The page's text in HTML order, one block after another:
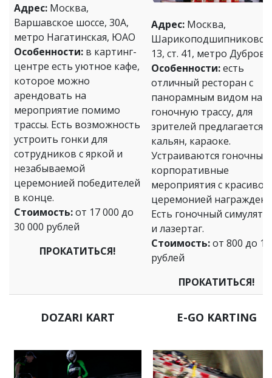
Адрес: Москва,
Варшавское шоссе, 30А,
метро Нагатинская, ЮАО
Особенности: в картинг-
центре есть уютное кафе,
которое можно
арендовать на
мероприятие помимо
трассы. Есть возможность
устроить гонки для
сотрудников с яркой и
незабываемой
церемонией победителей
в конце.
Стоимость:от 17 000 до
30 000 рублей
ПРОКАТИТЬСЯ!
Адрес: Москва,
13, ст. 41, метро
Особенности:есть
отличный ресторан с
панорамным видом на
гоночную трассу, для
зрителей предлагается
кальян, караоке.
Устраиваются гоночные
корпоративные
мероприятия с красивой
церемонией
Есть гоночный
и лазертаг.
Стоимость:от 800 до
рублей
ПРОКАТИТЬСЯ!
DOZARI KART E-GO KARTING